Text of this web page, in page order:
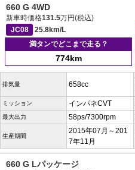
660 G 4WD
新車時価格131.5万円(税込)
JC08
25.8km/L
満タンでどこまで走る？
774km
排気量 658cc
ミッション インパネCVT
最大出力 58ps/7300rpm
生産期間
2015年07月～201
7年11月
660 G Lパッケージ